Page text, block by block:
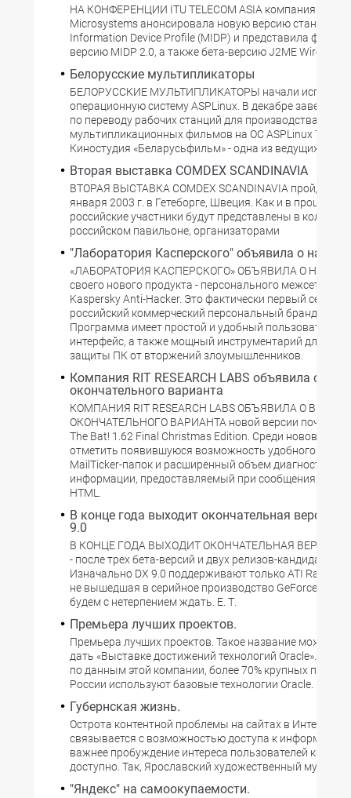
НА КОНФЕРЕНЦИИ ITU TELECOM ASIA компания Sun
Microsystems анонсировала новую версию стандарта
Information Device Profile (MIDP) и представила
версию MIDP 2.0, а также бета-версию J2ME Wireless
Белорусские мультипликаторы
БЕЛОРУССКИЕ МУЛЬТИПЛИКАТОРЫ начали
операционную систему ASPLinux. В декабре
по переводу рабочих станций для производства
мультипликационных фильмов на ОС ASPLinux 7.3
Киностудия «Беларусьфильм» - одна из ведущих
Вторая выставка COMDEX SCANDINAVIA
ВТОРАЯ ВЫСТАВКА COMDEX SCANDINAVIA пройдет с
января 2003 г. в Гетеборге, Швеция. Как и в прошлом
российские участники будут представлены в
российском павильоне, организаторами
"Лаборатория Касперского" объявила о
«ЛАБОРАТОРИЯ КАСПЕРСКОГО» ОБЪЯВИЛА О
своего нового продукта - персонального межсетевого
Kaspersky Anti-Hacker. Это фактически первый
российский коммерческий персональный брандмауэр.
Программа имеет простой и удобный
интерфейс, а также мощный инструментарий для
защиты ПК от вторжений злоумышленников.
Компания RIT RESEARCH LABS объявила о
окончательного варианта
КОМПАНИЯ RIT RESEARCH LABS ОБЪЯВИЛА О
ОКОНЧАТЕЛЬНОГО ВАРИАНТА новой версии
The Bat! 1.62 Final Christmas Edition. Среди
отметить появившуюся возможность удобного
MailTicker-папок и расширенный объем
информации, предоставляемый при сообщениях об
HTML.
В конце года выходит окончательная версия
9.0
В КОНЦЕ ГОДА ВЫХОДИТ ОКОНЧАТЕЛЬНАЯ ВЕРСИЯ
- после трех бета-версий и двух релизов-кандидатов.
Изначально DX 9.0 поддерживают только ATI Radeon
не вышедшая в серийное производство GeForce FX.
будем с нетерпением ждать. Е. Т.
Премьера лучших проектов.
Премьера лучших проектов. Такое название можно
дать «Выставке достижений технологий Oracle».
по данным этой компании, более 70% крупных
России используют базовые технологии Oracle. Из
Губернская жизнь.
Острота контентной проблемы на сайтах в Интернете
связывается с возможностью доступа к информации,
важнее пробуждение интереса пользователей к тому,
доступно. Так, Ярославский художественный музей
"Яндекс" на самоокупаемости.